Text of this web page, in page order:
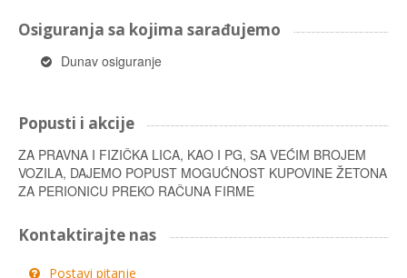
Osiguranja sa kojima sarađujemo
Dunav osiguranje
Popusti i akcije
ZA PRAVNA I FIZIČKA LICA, KAO I PG, SA VEĆIM BROJEM
VOZILA, DAJEMO POPUST MOGUĆNOST KUPOVINE ŽETONA
ZA PERIONICU PREKO RAČUNA FIRME
Kontaktirajte nas
Postavi pitanje